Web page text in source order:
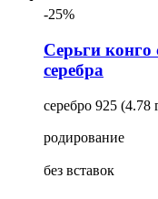
-25%
Серьги
серебра
серебро 925 (4.78
родирование
без вставок